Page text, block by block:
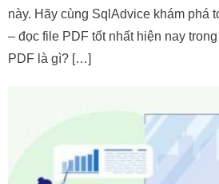
này. Hãy cùng SqlAdvice khám phá
– đọc file PDF tốt nhất hiện nay
PDF là gì? […]